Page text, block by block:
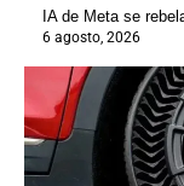
IA de Meta se
6 agosto, 2026